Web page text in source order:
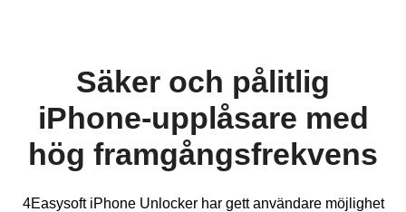
Säker och pålitlig
iPhone-upplåsare med
hög framgångsfrekvens
4Easysoft iPhone Unlocker har gett användare möjlighet